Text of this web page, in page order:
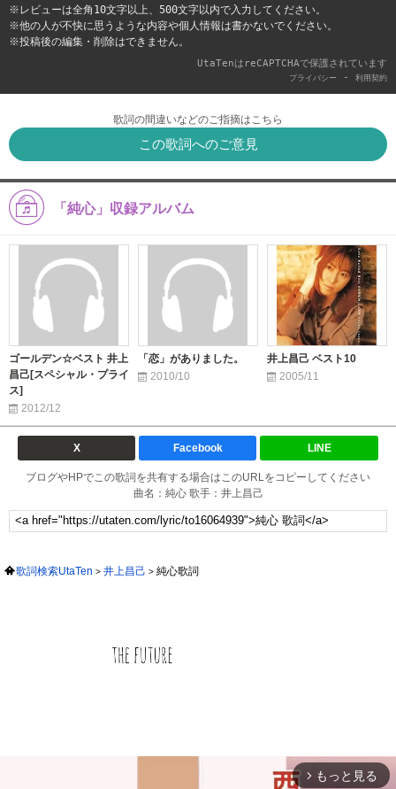
※レビューは全角10文字以上、500文字以内で入力してください。
※他の人が不快に思うような内容や個人情報は書かないでください。
※投稿後の編集・削除はできません。
UtaTenはreCAPTCHAで保護されています
プライバシー - 利用契約
歌詞の間違いなどのご指摘はこちら
この歌詞へのご意見
「純心」収録アルバム
ゴールデン☆ベスト 井上
昌己[スペシャル・プライ
ス]
2012/12
「恋」がありました。
2010/10
井上昌己 ベスト10
2005/11
X Facebook LINE
ブログやHPでこの歌詞を共有する場合はこのURLをコピーしてください
曲名：純心 歌手：井上昌己
歌詞検索UtaTen 井上昌己 純心歌詞
arrow_forward_ios もっと見る